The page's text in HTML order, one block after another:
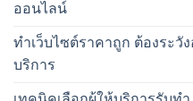
ออนไลน์
ทำเว็บไซต์ราคาถูก ต้องระวั
บริการ